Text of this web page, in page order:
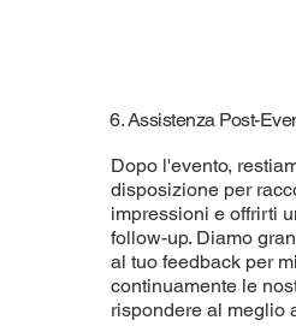
6. Assistenza Post-
Dopo l'evento,
disposizione per
impressioni e offrirti
follow-up. Diamo
al tuo feedback per
continuamente le
rispondere al meglio